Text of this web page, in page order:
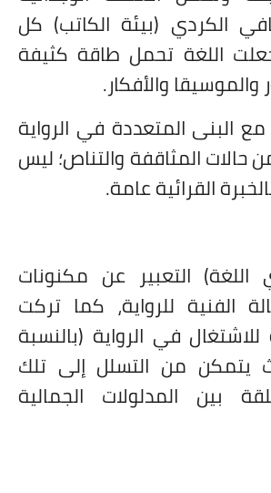
الكردي (بيئة الكاتب) كل
اللغة تحمل طاقة كثيفة
والأفكار.
البنى المتعددة في الرواية
حالات المثاقفة والتناص؛ ليس
القرائية عامة.
التعبير عن مكنونات
الفنية للرواية، كما تركت
في الرواية (بالنسبة
يتمكن من التسلل إلى تلك
بين المدلولات الجمالية